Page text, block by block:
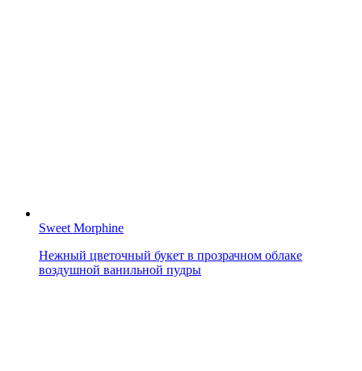
Sweet Morphine
Нежный цветочный букет в прозрачном облаке
воздушной ванильной пудры